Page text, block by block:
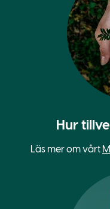
Hur
Läs mer om vårt